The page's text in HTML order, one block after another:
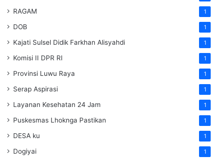
RAGAM 1
DOB 1
Kajati Sulsel Didik Farkhan Alisyahdi 1
Komisi II DPR RI 1
Provinsi Luwu Raya 1
Serap Aspirasi 1
Layanan Kesehatan 24 Jam 1
Puskesmas Lhoknga Pastikan 1
DESA ku 1
Dogiyai 1